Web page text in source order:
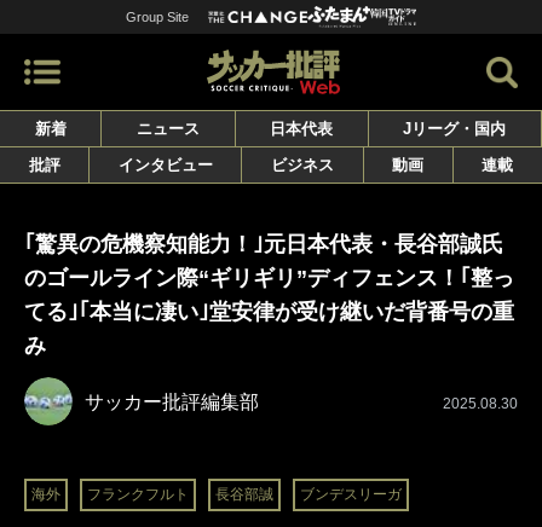
Group Site
新着 ニュース 日本代表
Jリーグ・国内
批評
インタビュー ビジネス 動画 連載
｢驚異の危機察知能力！｣元日本代表・長谷部誠氏
のゴールライン際“ギリギリ”ディフェンス！｢整っ
てる｣｢本当に凄い｣堂安律が受け継いだ背番号の重
み
サッカー批評編集部 2025.08.30
海外 フランクフルト 長谷部誠 ブンデスリーガ